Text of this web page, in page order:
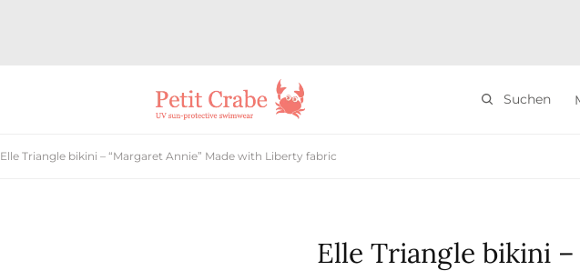
Suchen
Elle Triangle bikini – “Margaret Annie” Made with Liberty fabric
Elle Triangle bikini